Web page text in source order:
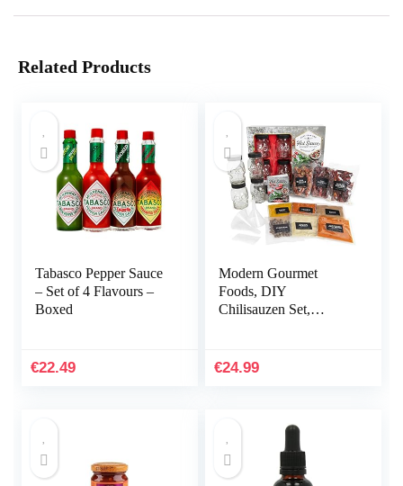
Related Products
Tabasco Pepper Sauce
– Set of 4 Flavours –
Boxed
€22.49
Modern Gourmet
Foods, DIY
Chilisauzen Set,
Receptenboek,
€24.99